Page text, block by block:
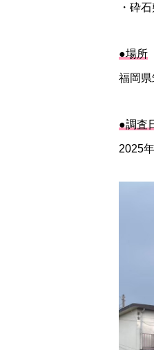
・砕
●場所
福岡
●調査
2025